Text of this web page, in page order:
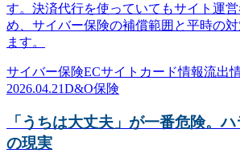
す。決済代行を使っていてもサイト運
め、サイバー保険の補償範囲と平時の
ます。
サイバー保険ECサイト カード情報流出
2026.04.21D&O保険
「うちは大丈夫」が一番危険。
の現実